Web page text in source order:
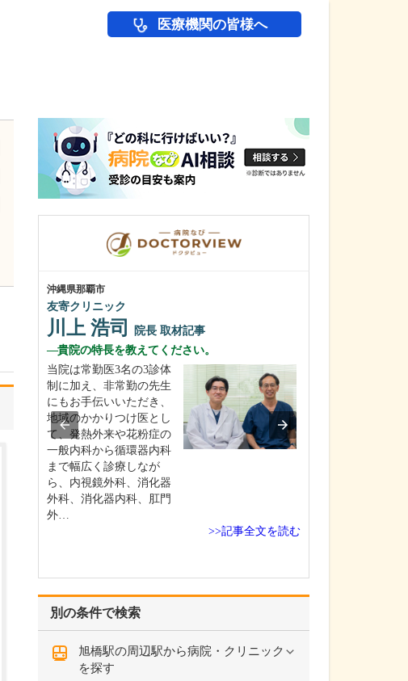
医療機関の皆様へ
別の条件で検索
旭橋駅の周辺駅から病院・クリニック
を探す
よ
沖縄県那覇市
友寄クリニック
川上 浩司 院長 取材記事
貴院の特長を教えてください。
当院は常勤医3名の3診体
制に加え、非常勤の先生
にもお手伝いいただき、
地域のかかりつけ医とし
て、発熱外来や花粉症の
一般内科から循環器内科
まで幅広く診療しなが
ら、内視鏡外科、消化器
外科、消化器内科、肛門
外…
>>記事全文を読む